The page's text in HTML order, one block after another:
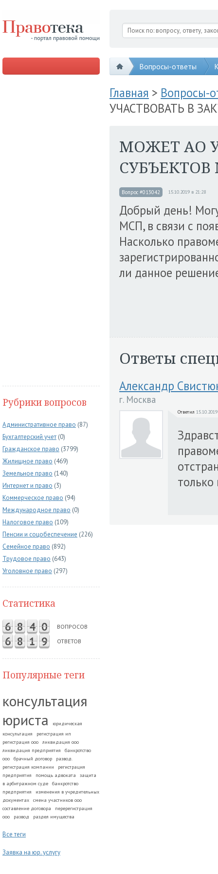
Вопросы-ответы
Рубрики вопросов
Административное право (87)
Бухгалтерский учет (0)
Гражданское право (3799)
Жилищное право (469)
Земельное право (140)
Интернет и право (3)
Коммерческое право (94)
Международное право (0)
Налоговое право (109)
Пенсии и соцобеспечение (226)
Семейное право (892)
Трудовое право (643)
Уголовное право (297)
Статистика
6 8 4 0 ВОПРОСОВ
6 8 1 9 ОТВЕТОВ
Популярные теги
консультация
юриста
юридическая
консультация
регистрация ип
регистрация ооо
ликвидация ооо
ликвидация предприятия
банкротство
ооо
брачный договор
развод.
регистрация компании
регистрация
предприятия
помощь адвоката
защита
в арбитражном суде
банкротство
предприятия
изменения в учредительных
документах
смена участников ооо
составление договора
перерегистрация
ооо
развод раздел имущества
Все теги
Заявка на юр. услугу
Главная > Вопросы-
УЧАСТВОВАТЬ В
МОЖЕТ АО
СУБЪЕКТОВ
Вопрос #013042 15.10.2019 в 21:28
Добрый день!
МСП, в связи с
Насколько
ли данное
Ответы
Александр
г. Москва
Ответил
только